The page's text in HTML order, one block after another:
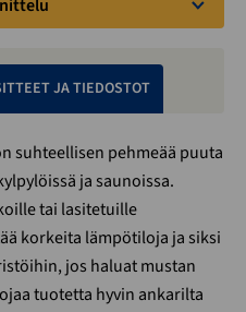
JA TIEDOSTOT
suhteellisen pehmeää puuta
ja saunoissa.
tai lasitetuille
korkeita lämpötiloja ja siksi
jos haluat mustan
tuotetta hyvin ankarilta